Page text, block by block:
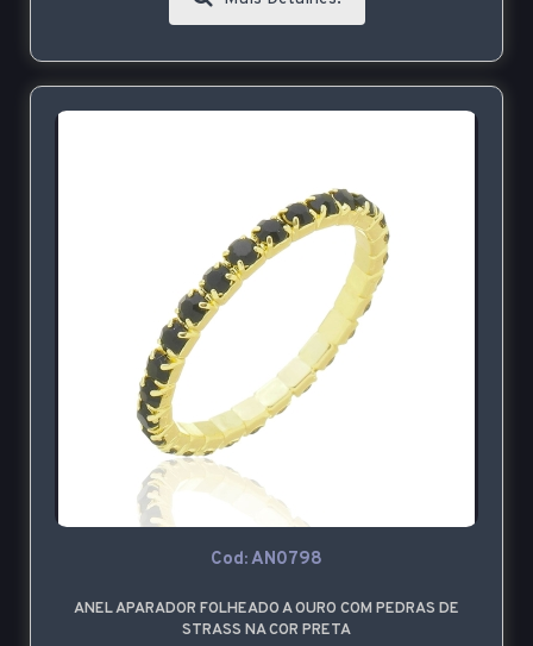
Cod: AN0798
ANEL APARADOR FOLHEADO A OURO COM PEDRAS DE
STRASS NA COR PRETA